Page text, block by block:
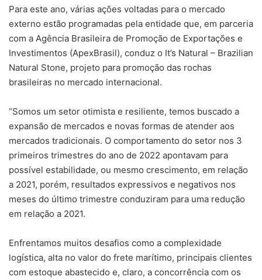
Para este ano, várias ações voltadas para o mercado
externo estão programadas pela entidade que, em parceria
com a Agência Brasileira de Promoção de Exportações e
Investimentos (ApexBrasil), conduz o It’s Natural – Brazilian
Natural Stone, projeto para promoção das rochas
brasileiras no mercado internacional.
“Somos um setor otimista e resiliente, temos buscado a
expansão de mercados e novas formas de atender aos
mercados tradicionais. O comportamento do setor nos 3
primeiros trimestres do ano de 2022 apontavam para
possível estabilidade, ou mesmo crescimento, em relação
a 2021, porém, resultados expressivos e negativos nos
meses do último trimestre conduziram para uma redução
em relação a 2021.
Enfrentamos muitos desafios como a complexidade
logística, alta no valor do frete marítimo, principais clientes
com estoque abastecido e, claro, a concorrência com os